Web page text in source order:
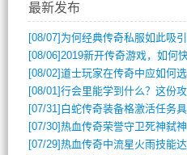
最新发布
[08/07] 为何经典传奇私服如此吸引玩家？深度
[08/06]2019新开传奇游戏，如何快速提升
[08/02]道士玩家在传奇中应如何选择手
[08/01]行会里能学到什么？这份攻略带
[07/31] 白蛇传奇装备格激活任务具体步骤是什么
[07/30]热血传奇荣誉守卫死神弑神装备如何获取与
[07/29]热血传奇中流星火雨技能达到多少级可以